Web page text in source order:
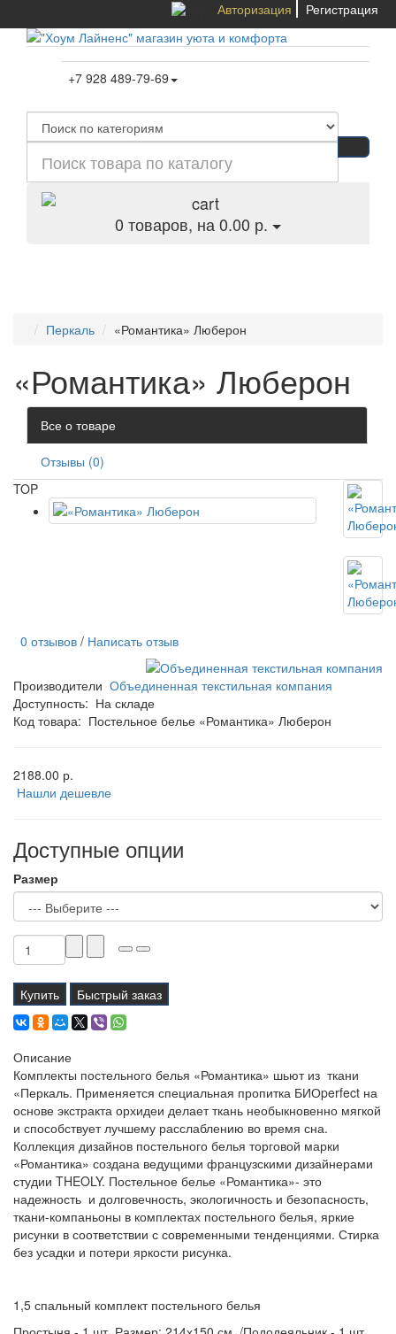
Авторизация Регистрация
+7 928 489-79-69
0 товаров, на 0.00 р.
Перкаль «Романтика» Люберон
«Романтика» Люберон
Все о товаре
Отзывы (0)
TOP
0 отзывов / Написать отзыв
Производители Объединенная текстильная компания
Доступность: На складе
Код товара: Постельное белье «Романтика» Люберон
2188.00 р.
Нашли дешевле
Доступные опции
Размер
Купить Быстрый заказ
Описание
Комплекты постельного белья «Романтика» шьют из ткани
«Перкаль. Применяется специальная пропитка БИОperfect на
основе экстракта орхидеи делает ткань необыкновенно мягкой
и способствует лучшему расслаблению во время сна.
Коллекция дизайнов постельного белья торговой марки
«Романтика» создана ведущими французскими дизайнерами
студии THEOLY. Постельное белье «Романтика»- это
надежность и долговечность, экологичность и безопасность,
ткани-компаньоны в комплектах постельного белья, яркие
рисунки в соответствии с современными тенденциями. Стирка
без усадки и потери яркости рисунка.
1,5 спальный комплект постельного белья